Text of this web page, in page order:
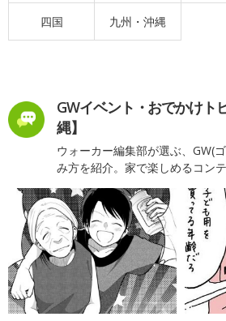
四国 九州・沖縄
GWイベント・おでかけト
縄】
ウォーカー編集部が選ぶ、GW(
み方を紹介。家で楽しめるコン